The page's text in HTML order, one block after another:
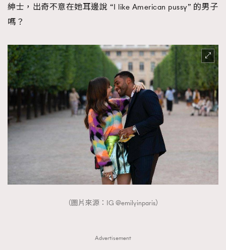
AFrenchMind
DressLikeAParisienne
EmpowerF
FashionWeek FigaroAesthetic
紳士，出奇不意在她耳邊說 “I like American pussy” 的男子
嗎？
（圖片來源：IG @emilyinparis）
Advertisement